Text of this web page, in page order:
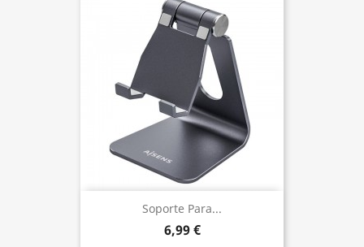
Soporte Para...
6,99 €